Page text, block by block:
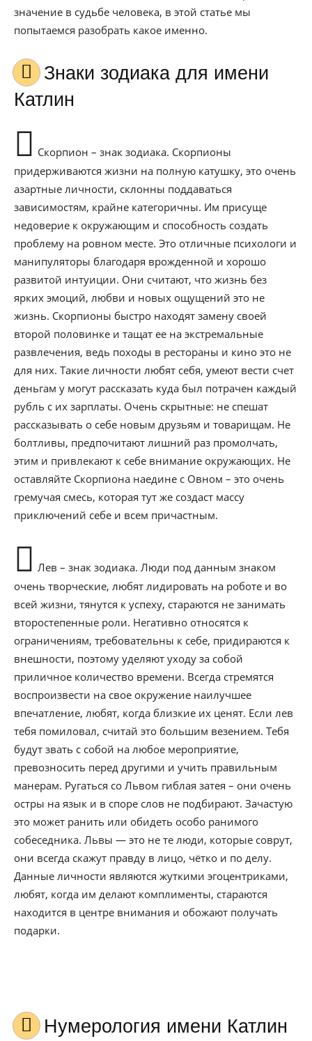
значение в судьбе человека, в этой статье мы
попытаемся разобрать какое именно.
Знаки зодиака для имени
Катлин
Скорпион – знак зодиака. Скорпионы
придерживаются жизни на полную катушку, это очень
азартные личности, склонны поддаваться
зависимостям, крайне категоричны. Им присуще
недоверие к окружающим и способность создать
проблему на ровном месте. Это отличные психологи и
манипуляторы благодаря врожденной и хорошо
развитой интуиции. Они считают, что жизнь без
ярких эмоций, любви и новых ощущений это не
жизнь. Скорпионы быстро находят замену своей
второй половинке и тащат ее на экстремальные
развлечения, ведь походы в рестораны и кино это не
для них. Такие личности любят себя, умеют вести счет
деньгам у могут рассказать куда был потрачен каждый
рубль с их зарплаты. Очень скрытные: не спешат
рассказывать о себе новым друзьям и товарищам. Не
болтливы, предпочитают лишний раз промолчать,
этим и привлекают к себе внимание окружающих. Не
оставляйте Скорпиона наедине с Овном – это очень
гремучая смесь, которая тут же создаст массу
приключений себе и всем причастным.
Лев – знак зодиака. Люди под данным знаком
очень творческие, любят лидировать на роботе и во
всей жизни, тянутся к успеху, стараются не занимать
второстепенные роли. Негативно относятся к
ограничениям, требовательны к себе, придираются к
внешности, поэтому уделяют уходу за собой
приличное количество времени. Всегда стремятся
воспроизвести на свое окружение наилучшее
впечатление, любят, когда близкие их ценят. Если лев
тебя помиловал, считай это большим везением. Тебя
будут звать с собой на любое мероприятие,
превозносить перед другими и учить правильным
манерам. Ругаться со Львом гиблая затея – они очень
остры на язык и в споре слов не подбирают. Зачастую
это может ранить или обидеть особо ранимого
собеседника. Львы — это не те люди, которые соврут,
они всегда скажут правду в лицо, чётко и по делу.
Данные личности являются жуткими эгоцентриками,
любят, когда им делают комплименты, стараются
находится в центре внимания и обожают получать
подарки.
Нумерология имени Катлин